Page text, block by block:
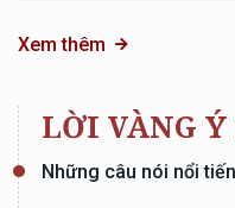
Xem thêm
LỜI VÀNG Ý
Những câu nói nổi